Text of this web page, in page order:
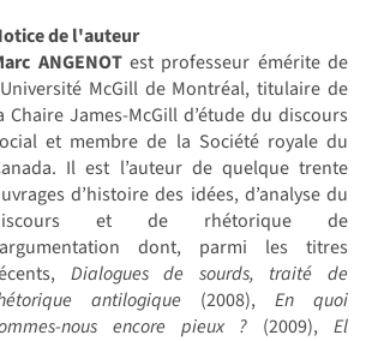
de l'auteur
ANGENOTest professeur émérite de
McGill de Montréal, titulaire de
Chaire James-McGill d’étude du discours
et membre de la Société royale du
Il est l’auteur de quelque trente
d’histoire des idées, d’analyse du
et de rhétorique de
dont, parmi les titres
Dialogues de sourds, traité de
antilogique (2008),En quoi
nous encore pieux ? (2009), El